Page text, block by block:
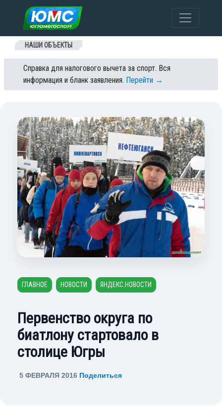
Перейти к содержанию
НАШИ ОБЪЕКТЫ
Справка для налогового вычета за спорт. Вся
информация и бланк заявления. Перейти →
ГЛАВНОЕ НОВОСТИ ЯНДЕКС.НОВОСТИ
Первенство округа по
биатлону стартовало в
столице Югры
5 ФЕВРАЛЯ 2016 Поделиться